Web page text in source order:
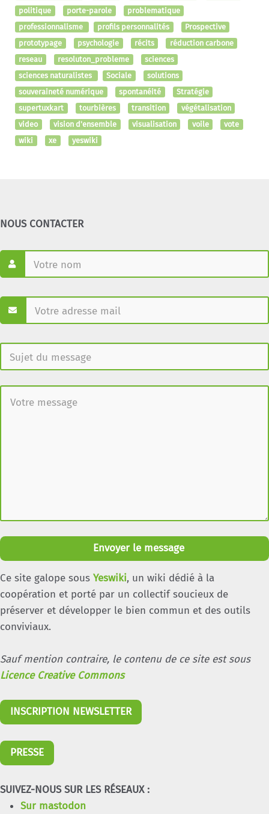
politique
porte-parole
problematique
professionnalisme
profils personnalités
Prospective
prototypage
psychologie récits
réduction carbone
reseau
resoluton_probleme
sciences
sciences naturalistes
Sociale
solutions
souveraineté numérique
spontanéité
Stratégie
supertuxkart
tourbières transition
végétalisation
video
vision d'ensemble visualisation voile
vote
wiki
xe yeswiki
NOUS CONTACTER
Envoyer le message
Ce site galope sous Yeswiki, un wiki dédié à la
coopération et porté par un collectif soucieux de
préserver et développer le bien commun et des outils
conviviaux.
Sauf mention contraire, le contenu de ce site est sous
Licence Creative Commons
INSCRIPTION NEWSLETTER
PRESSE
SUIVEZ-NOUS SUR LES RÉSEAUX :
Sur mastodon